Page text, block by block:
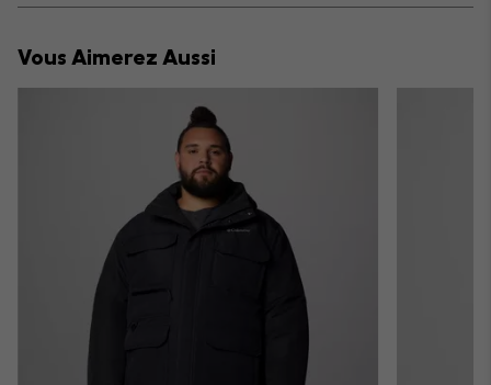
or
Vous Aimerez Aussi